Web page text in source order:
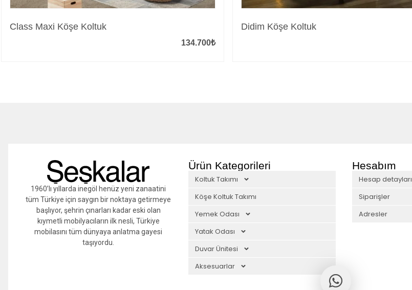
Class Maxi Köşe Koltuk
134.700₺
Didim Köşe Koltuk
1960’lı yıllarda inegöl henüz yeni zanaatini
tüm Türkiye için saygın bir noktaya getirmeye
başlıyor, şehrin çınarları kadar eski olan
kıymetli mobilyacıların ilk nesli, Türkiye
mobilasını tüm dünyaya anlatma gayesi
taşıyordu.
Ürün Kategorileri
Koltuk Takımı
Köşe Koltuk Takımı
Yemek Odası
Yatak Odası
Duvar Ünitesi
Aksesuarlar
Hesabım
Hesap detayları
Siparişler
Adresler